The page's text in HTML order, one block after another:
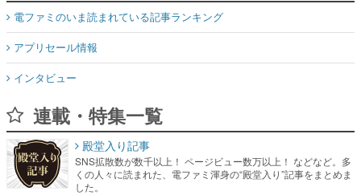
電ファミのいま読まれている記事ランキング
アプリセール情報
インタビュー
連載・特集一覧
殿堂入り記事
SNS拡散数が数千以上！ ページビュー数万以上！ などなど。多
くの人々に読まれた、電ファミ渾身の“殿堂入り”記事をまとめま
した。